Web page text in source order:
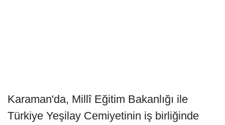
Karaman'da, Millî Eğitim Bakanlığı ile
Türkiye Yeşilay Cemiyetinin iş birliğinde